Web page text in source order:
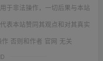
于非法操作，一切后果与本站
表本站赞同其观点和对其真实
否则和作者 官网 无关